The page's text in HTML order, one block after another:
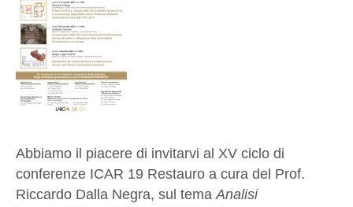
Abbiamo il piacere di invitarvi al XV ciclo di
conferenze ICAR 19 Restauro a cura del Prof.
Riccardo Dalla Negra, sul temaAnalisi